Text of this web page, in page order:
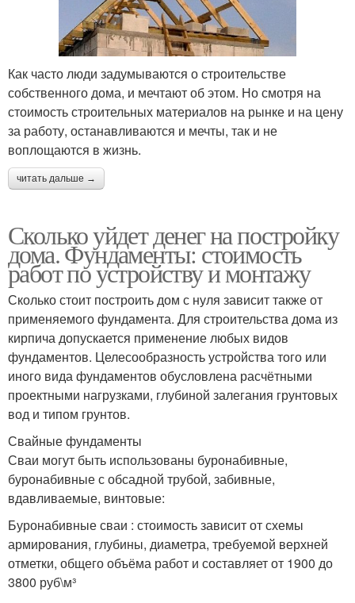
Как часто люди задумываются о строительстве
собственного дома, и мечтают об этом. Но смотря на
стоимость строительных материалов на рынке и на цену
за работу, останавливаются и мечты, так и не
воплощаются в жизнь.
читать дальше →
Сколько уйдет денег на постройку
дома. Фундаменты: стоимость
работ по устройству и монтажу
Сколько стоит построить дом с нуля зависит также от
применяемого фундамента. Для строительства дома из
кирпича допускается применение любых видов
фундаментов. Целесообразность устройства того или
иного вида фундаментов обусловлена расчётными
проектными нагрузками, глубиной залегания грунтовых
вод и типом грунтов.
Свайные фундаменты
Сваи могут быть использованы буронабивные,
буронабивные с обсадной трубой, забивные,
вдавливаемые, винтовые:
Буронабивные сваи : стоимость зависит от схемы
армирования, глубины, диаметра, требуемой верхней
отметки, общего объёма работ и составляет от 1900 до
3800 руб\м³